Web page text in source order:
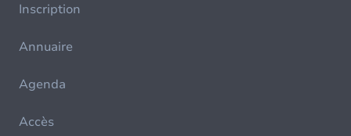
Inscription
Annuaire
Agenda
Accès